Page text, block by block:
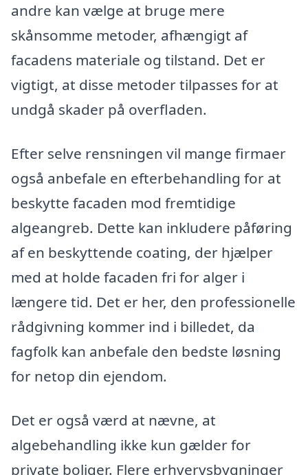
andre kan vælge at bruge mere
skånsomme metoder, afhængigt af
facadens materiale og tilstand. Det er
vigtigt, at disse metoder tilpasses for at
undgå skader på overfladen.
Efter selve rensningen vil mange firmaer
også anbefale en efterbehandling for at
beskytte facaden mod fremtidige
algeangreb. Dette kan inkludere påføring
af en beskyttende coating, der hjælper
med at holde facaden fri for alger i
længere tid. Det er her, den professionelle
rådgivning kommer ind i billedet, da
fagfolk kan anbefale den bedste løsning
for netop din ejendom.
Det er også værd at nævne, at
algebehandling ikke kun gælder for
private boliger. Flere erhvervsbygninger